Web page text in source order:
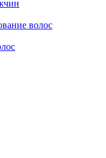
волос